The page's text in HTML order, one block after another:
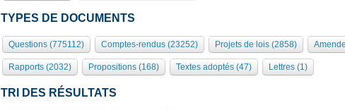
TYPES DE DOCUMENTS
Questions (775112) Comptes-rendus (23252) Projets de lois (2858)
Rapports (2032) Propositions (168) Textes adoptés (47) Lettres (1)
TRI DES RÉSULTATS